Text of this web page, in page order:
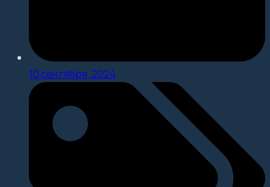
10 сентября, 2024